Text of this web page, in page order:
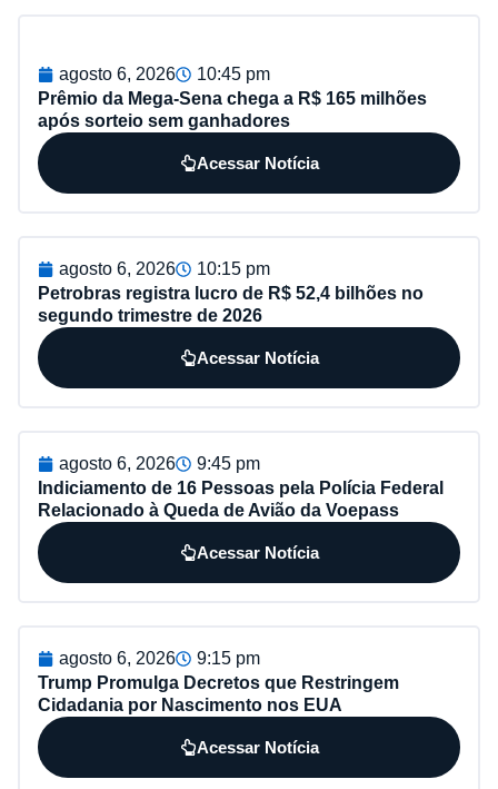
agosto 6, 2026
10:45 pm
Prêmio da Mega-Sena chega a R$ 165 milhões
após sorteio sem ganhadores
Acessar Notícia
agosto 6, 2026
10:15 pm
Petrobras registra lucro de R$ 52,4 bilhões no
segundo trimestre de 2026
Acessar Notícia
agosto 6, 2026
9:45 pm
Indiciamento de 16 Pessoas pela Polícia Federal
Relacionado à Queda de Avião da Voepass
Acessar Notícia
agosto 6, 2026
9:15 pm
Trump Promulga Decretos que Restringem
Cidadania por Nascimento nos EUA
Acessar Notícia